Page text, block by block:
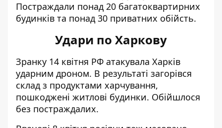
Постраждали понад 20 багатоквартирних
будинків та понад 30 приватних обійсть.
Удари по Харкову
Зранку 14 квітня РФ атакувала Харків
ударним дроном. В результаті загорівся
склад з продуктами харчування,
пошкоджені житлові будинки. Обійшлося
без постраждалих.